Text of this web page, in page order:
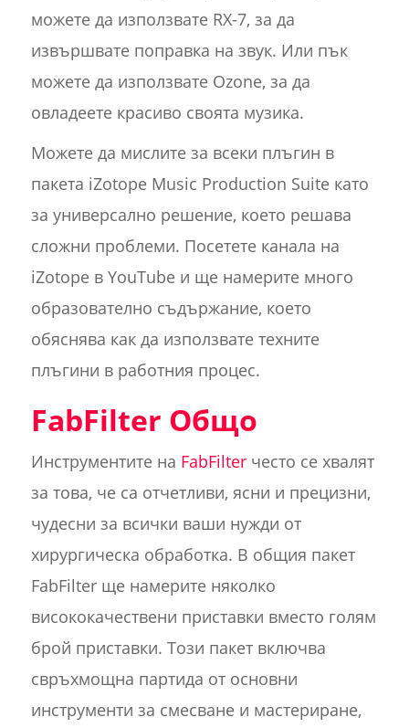
можете да използвате RX-7, за да
извършвате поправка на звук. Или пък
можете да използвате Ozone, за да
овладеете красиво своята музика.
Можете да мислите за всеки плъгин в
пакета iZotope Music Production Suite като
за универсално решение, което решава
сложни проблеми. Посетете канала на
iZotope в YouTube и ще намерите много
образователно съдържание, което
обяснява как да използвате техните
плъгини в работния процес.
FabFilter Общо
Инструментите на FabFilterчесто се хвалят
за това, че са отчетливи, ясни и прецизни,
чудесни за всички ваши нужди от
хирургическа обработка. В общия пакет
FabFilter ще намерите няколко
висококачествени приставки вместо голям
брой приставки. Този пакет включва
свръхмощна партида от основни
инструменти за смесване и мастериране,